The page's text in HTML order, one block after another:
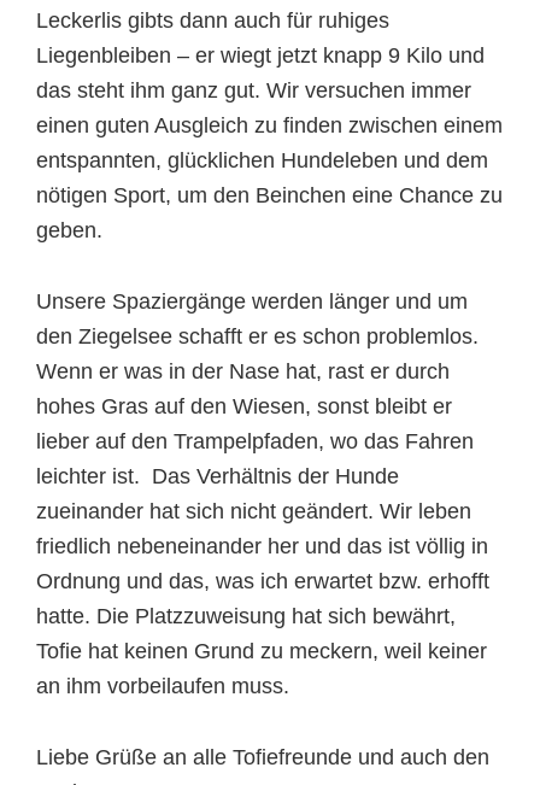
Leckerlis gibts dann auch für ruhiges
Liegenbleiben – er wiegt jetzt knapp 9 Kilo und
das steht ihm ganz gut. Wir versuchen immer
einen guten Ausgleich zu finden zwischen einem
entspannten, glücklichen Hundeleben und dem
nötigen Sport, um den Beinchen eine Chance zu
geben.
Unsere Spaziergänge werden länger und um
den Ziegelsee schafft er es schon problemlos.
Wenn er was in der Nase hat, rast er durch
hohes Gras auf den Wiesen, sonst bleibt er
lieber auf den Trampelpfaden, wo das Fahren
leichter ist. Das Verhältnis der Hunde
zueinander hat sich nicht geändert. Wir leben
friedlich nebeneinander her und das ist völlig in
Ordnung und das, was ich erwartet bzw. erhofft
hatte. Die Platzzuweisung hat sich bewährt,
Tofie hat keinen Grund zu meckern, weil keiner
an ihm vorbeilaufen muss.
Liebe Grüße an alle Tofiefreunde und auch den